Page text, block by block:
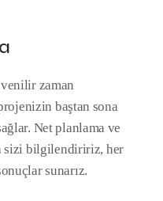
zaman
baştan sona
Net planlama ve
sizi bilgilendiririz, her
sunarız.